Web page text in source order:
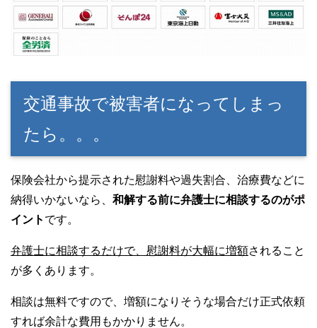
交通事故で被害者になってしまっ
たら。。。
保険会社から提示された慰謝料や過失割合、治療費などに
納得いかないなら、 和解する前に弁護士に相談するのがポ
イント です。
弁護士に相談するだけで、慰謝料が大幅に増額されること
が多くあります。
相談は無料ですので、増額になりそうな場合だけ正式依頼
すれば余計な費用もかかりません。